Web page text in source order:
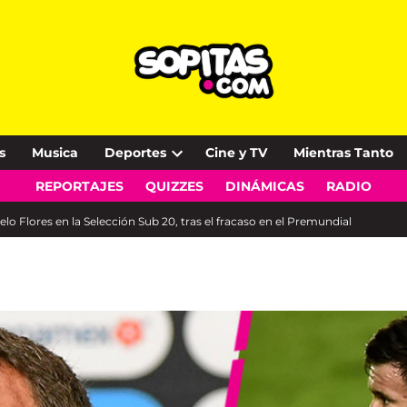
Musica Deportes
Open
dropdown
Cine y TV Mientras Tanto
REPORTAJES QUIZZES DINÁMICAS RADIO
Flores en la Selección Sub 20, tras el fracaso en el Premundial